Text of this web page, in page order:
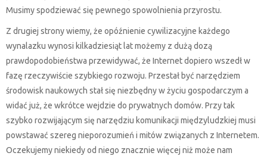
Musimy spodziewać się pewnego spowolnienia przyrostu.
Z drugiej strony wiemy, że opóźnienie cywilizacyjne każdego
wynalazku wynosi kilkadziesiąt lat możemy z dużą dozą
prawdopodobieństwa przewidywać, że Internet dopiero wszedł w
fazę rzeczywiście szybkiego rozwoju. Przestał być narzędziem
środowisk naukowych stał się niezbędny w życiu gospodarczym a
widać już, że wkrótce wejdzie do prywatnych domów. Przy tak
szybko rozwijającym się narzędziu komunikacji międzyludzkiej musi
powstawać szereg nieporozumień i mitów związanych z Internetem.
Oczekujemy niekiedy od niego znacznie więcej niż może nam